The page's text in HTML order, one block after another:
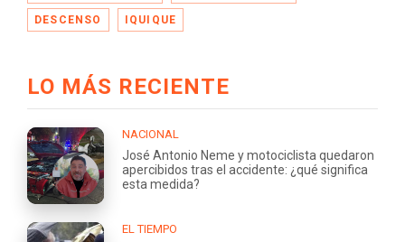
DESCENSO IQUIQUE
LO MÁS RECIENTE
NACIONAL
José Antonio Neme y motociclista quedaron
apercibidos tras el accidente: ¿qué significa
esta medida?
EL TIEMPO